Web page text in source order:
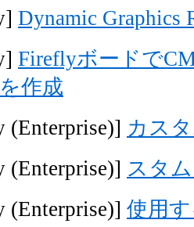
Dynamic Graphics
Fireflyボードで
作成
(Enterprise)] カス
(Enterprise)] スタ
(Enterprise)] 使用